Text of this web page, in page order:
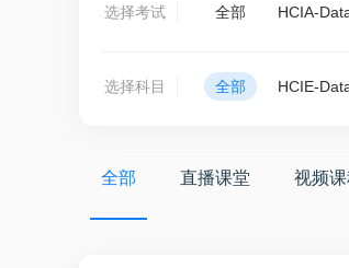
选择考试 全部 HCIA-
选择科目 全部 HCIE-
全部 直播课堂 视频